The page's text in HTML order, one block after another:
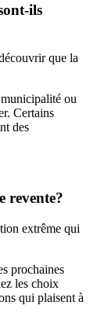
ils
que la
ou
Certains
des
revente?
extrême qui
prochaines
les choix
qui plaisent à